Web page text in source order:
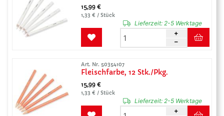
15,99 €
1,33 € / Stück
Lieferzeit:2-5 Werktage
Art. Nr. 50354107
Fleischfarbe, 12 Stk./Pkg.
15,99 €
1,33 € / Stück
Lieferzeit:2-5 Werktage